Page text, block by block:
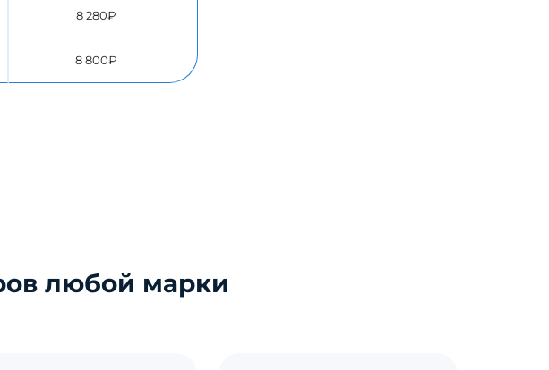
8 280₽
8 800₽
любой марки